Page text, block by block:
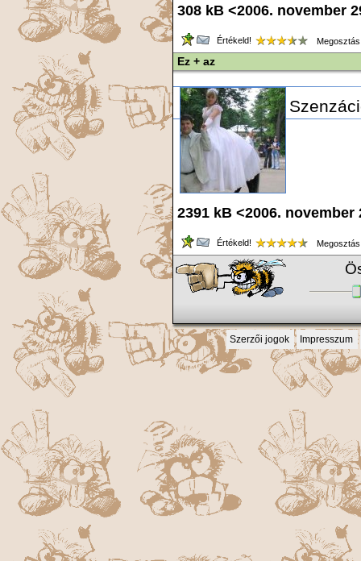
308 kB <2006. november
Értékeld!
Ez + az
2391 kB <2006.
Értékeld!
Szerzői jogok Impresszum